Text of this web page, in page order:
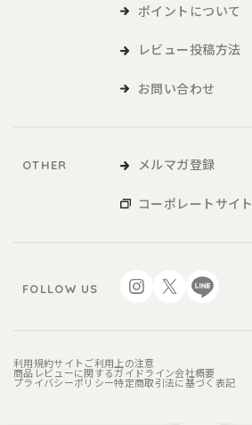
ポイントについて
レビュー投稿方法
お問い合わせ
OTHER メルマガ登録
コーポレートサイト
FOLLOW US
利用規約サイトご利用上の注意
商品レビューに関するガイドライン会社概要
プライバシーポリシー特定商取引法に基づく表記